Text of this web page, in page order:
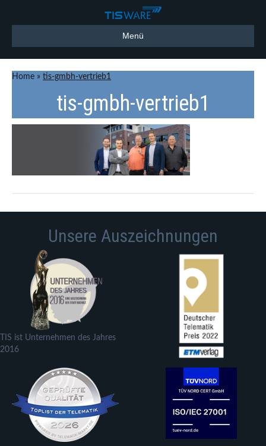
Menü
Home » tis-gmbh-vertrieb1
tis-gmbh-vertrieb1
Unsere Auszeichnungen
TIS ist Unternehmen des Jahres
2016